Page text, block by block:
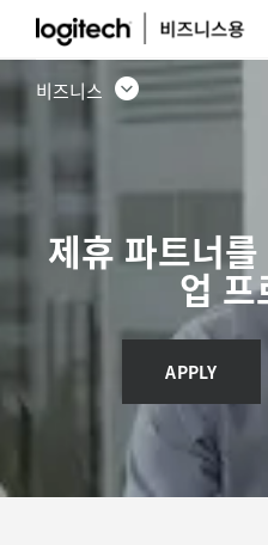
로
지
텍
파
트
너
가
제
공
하
는
화
비즈니스
제휴 파트너
업 프
APPLY